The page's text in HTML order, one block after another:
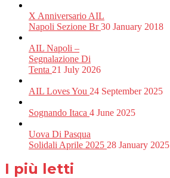
X Anniversario AIL
Napoli Sezione Br30 January 2018
AIL Napoli –
Segnalazione Di
Tenta 21 July 2026
AIL Loves You 24 September 2025
Sognando Itaca 4 June 2025
Uova Di Pasqua
Solidali Aprile 2025 28 January 2025
I più letti